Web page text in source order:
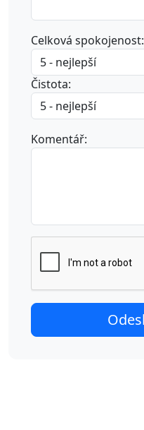
Celková spokojenost:
Čistota:
Komentář: